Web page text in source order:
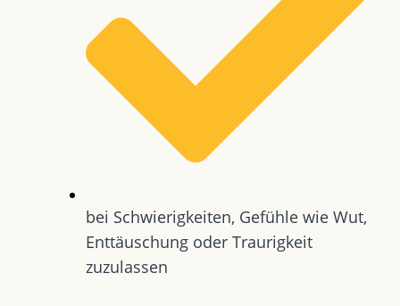
bei Schwierigkeiten, Gefühle wie Wut,
Enttäuschung oder Traurigkeit
zuzulassen